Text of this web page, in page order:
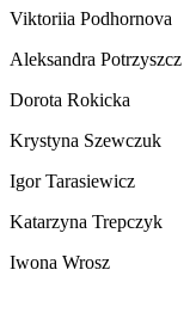
Viktoriia Podhornova
Aleksandra Potrzyszcz
Dorota Rokicka
Krystyna Szewczuk
Igor Tarasiewicz
Katarzyna Trepczyk
Iwona Wrosz